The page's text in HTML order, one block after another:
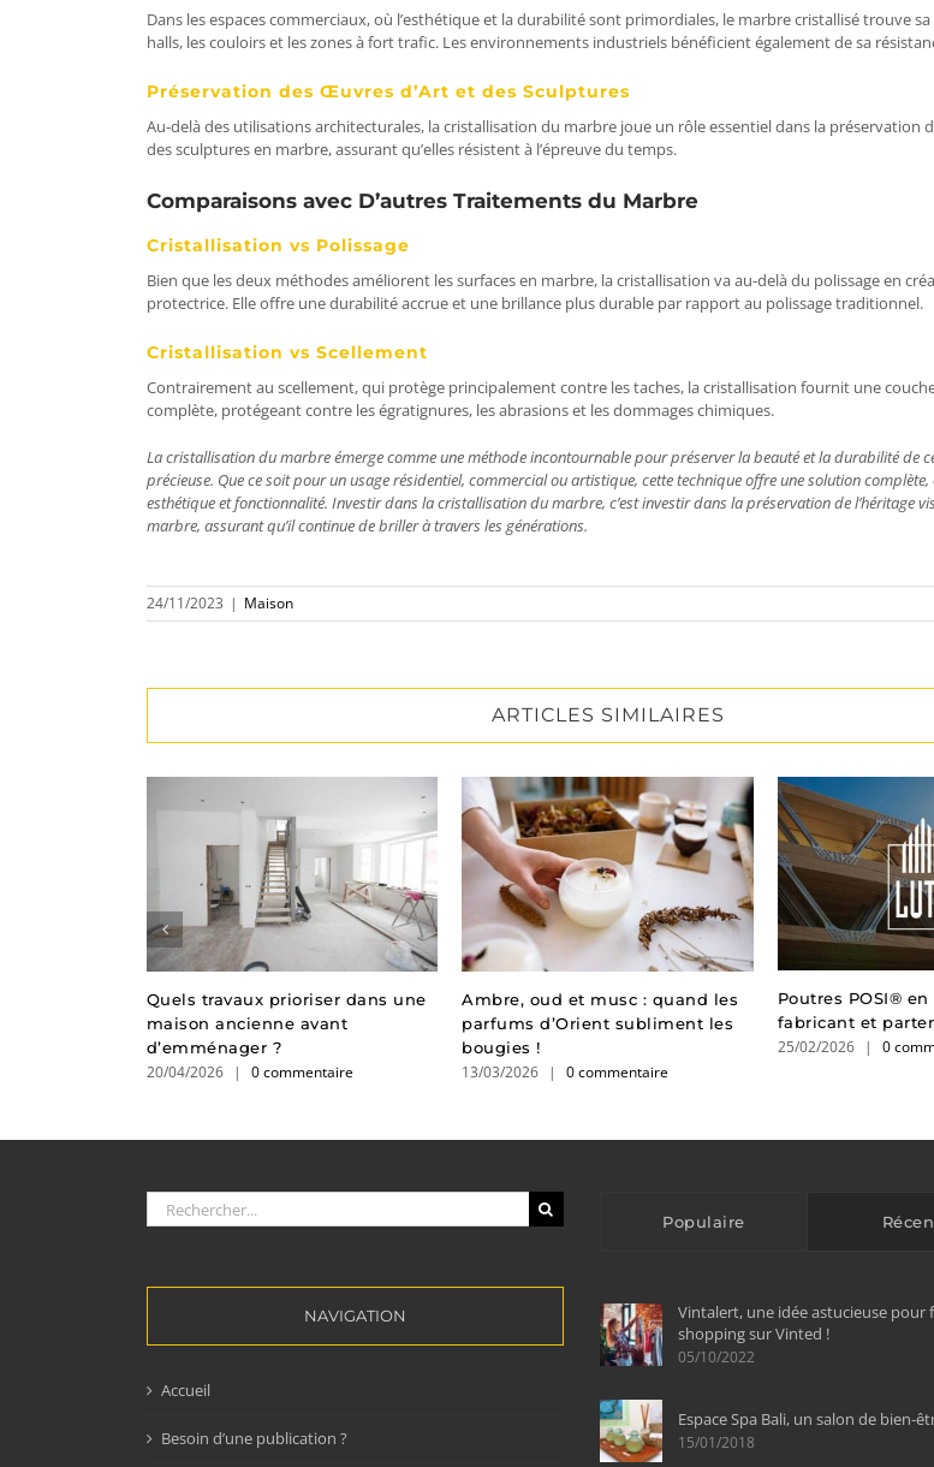
Dans les espaces commerciaux, où l’esthétique et la durabilité sont primordiales, le marbre cristallisé trouve sa
halls, les couloirs et les zones à fort trafic. Les environnements industriels bénéficient également de sa
Préservation des Œuvres d’Art et des Sculptures
Au-delà des utilisations architecturales, la cristallisation du marbre joue un rôle essentiel dans la préservation
des sculptures en marbre, assurant qu’elles résistent à l’épreuve du temps.
Comparaisons avec D’autres Traitements du Marbre
Cristallisation vs Polissage
Bien que les deux méthodes améliorent les surfaces en marbre, la cristallisation va au-delà du polissage en
protectrice. Elle offre une durabilité accrue et une brillance plus durable par rapport au polissage traditionnel.
Cristallisation vs Scellement
Contrairement au scellement, qui protège principalement contre les taches, la cristallisation fournit une
complète, protégeant contre les égratignures, les abrasions et les dommages chimiques.
La cristallisation du marbre émerge comme une méthode incontournable pour préserver la beauté et la durabilité de
précieuse. Que ce soit pour un usage résidentiel, commercial ou artistique, cette technique offre une solution
esthétique et fonctionnalité. Investir dans la cristallisation du marbre, c’est investir dans la préservation de l’héritage
marbre, assurant qu’il continue de briller à travers les générations.
24/11/2023 | Maison
ARTICLES SIMILAIRES
Quels travaux prioriser dans une
maison ancienne avant
d’emménager ?
20/04/2026 | 0 commentaire
Ambre, oud et musc : quand les
parfums d’Orient subliment les
bougies !
13/03/2026 | 0 commentaire
Poutres POSI®
fabricant et
25/02/2026 | 0
Rechercher:
NAVIGATION
Accueil
Besoin d’une publication ?
Populaire
Vintalert, une idée astucieuse pour
shopping sur Vinted !
05/10/2022
Espace Spa Bali, un salon de bien-
15/01/2018